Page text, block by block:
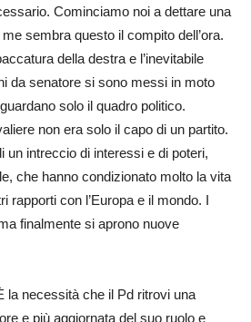
Cominciamo noi a dettare una
sembra questo il compito dell’ora.
della destra e l’inevitabile
da senatore si sono messi in moto
solo il quadro politico.
non era solo il capo di un partito.
un intreccio di interessi e di poteri,
che hanno condizionato molto la vita
rapporti con l’Europa e il mondo. I
finalmente si aprono nuove
la necessità che il Pd ritrovi una
e più aggiornata del suo ruolo e